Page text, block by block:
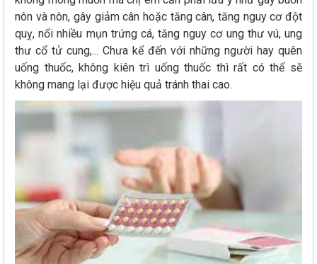
nôn và nôn, gây giảm cân hoặc tăng cân, tăng nguy cơ đột
quỵ, nổi nhiều mụn trứng cá, tăng nguy cơ ung thư vú, ung
thư cổ tử cung,... Chưa kể đến với những người hay quên
uống thuốc, không kiên trì uống thuốc thì rất có thể sẽ
không mang lại được hiệu quả tránh thai cao.